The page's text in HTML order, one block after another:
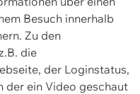
Besuch innerhalb
Zu den
die
der Loginstatus,
der ein Video geschaut